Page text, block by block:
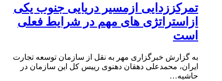
تمرکززدایی ازمسیر دریایی جنوب یکی
ازاستراتژی های مهم در شرایط فعلی
است
به گزارش خبرگزاری مهر به نقل از سازمان توسعه تجارت
ایران، محمدعلی دهقان دهنوی رییس کل این سازمان در
حاشیه…